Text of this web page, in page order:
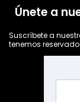
Únete a
Suscríbete a
tenemos reservado